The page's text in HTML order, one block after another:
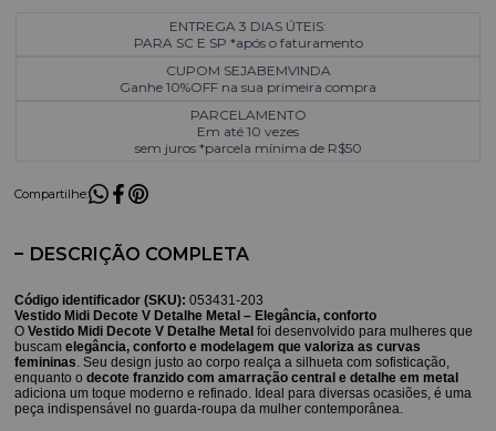
ENTREGA 3 DIAS ÚTEIS:
PARA SC E SP *após o faturamento
CUPOM SEJABEMVINDA
Ganhe 10%OFF na sua primeira compra
PARCELAMENTO
Em até 10 vezes
sem juros *parcela mínima de R$50
Compartilhe:
DESCRIÇÃO COMPLETA
Código identificador (SKU): 053431-203
Vestido Midi Decote V Detalhe Metal – E legância, conforto
OVestido Midi Decote V Detalhe Metal foi desenvolvido para mulheres que
buscamelegância, conforto e modelagem que valoriza as curvas
femininas. Seu design justo ao corpo realça a silhueta com sofisticação,
enquanto odecote franzido com amarração central e detalhe em metal
adiciona um toque moderno e refinado. Ideal para diversas ocasiões, é uma
peça indispensável no guarda-roupa da mulher contemporânea.